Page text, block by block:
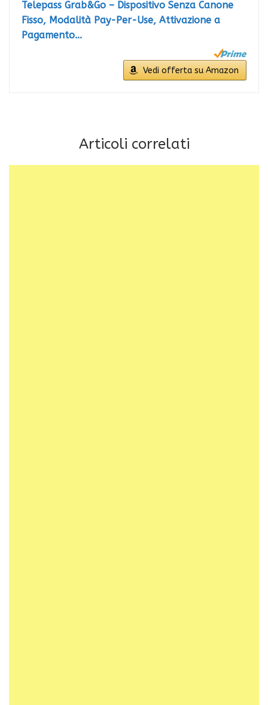
Telepass Grab&Go – Dispositivo Senza Canone
Fisso, Modalità Pay-Per-Use, Attivazione a
Pagamento...
Vedi offerta su Amazon
Articoli correlati